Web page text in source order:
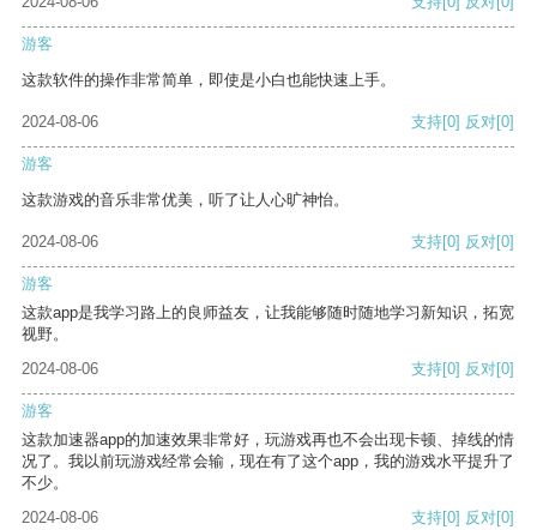
游客
这款软件的操作非常简单，即使是小白也能快速上手。
2024-08-06 支持[0] 反对[0]
游客
这款游戏的音乐非常优美，听了让人心旷神怡。
2024-08-06 支持[0] 反对[0]
游客
这款app是我学习路上的良师益友，让我能够随时随地学习新知识，拓宽
视野。
2024-08-06
支持[0] 反对[0]
游客
这款加速器app的加速效果非常好，玩游戏再也不会出现卡顿、掉线的情
况了。我以前玩游戏经常会输，现在有了这个app，我的游戏水平提升了
不少。
2024-08-06
支持[0] 反对[0]